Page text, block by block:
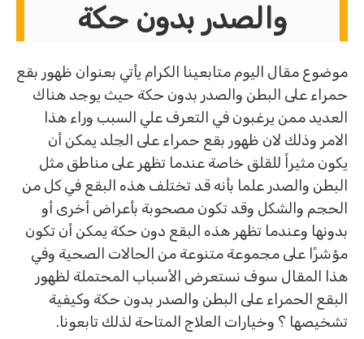
والصدر بدون حكة
موضوع مقال اليوم متابعينا الكرام يأتي بعنوان ظهور بقع
حمراء على البطن والصدر بدون حكة حيث يوجد هناك
العديد ممن يرغبون في التعرف علي السبب وراء هذا
الامر وذلك لان ظهور بقع حمراء على الجلد يمكن أن
يكون مثيراً للقلق خاصة عندما تظهر على مناطق مثل
البطن والصدر علما بأنه قد تختلف هذه البقع في كل من
الحجم والشكل وقد تكون مصحوبة بأعراض أخرى أو
بدونها وعندما تظهر هذه البقع دون حكة يمكن أن تكون
مؤشرًا على مجموعة متنوعة من الحالات الصحية وفي
هذا المقال سوف نستعرض الأسباب المحتملة لظهور
البقع الحمراء على البطن والصدر بدون حكة وكيفية
تشخيصها ؟ وخيارات العلاج المتاحة لذلك تابعونا.